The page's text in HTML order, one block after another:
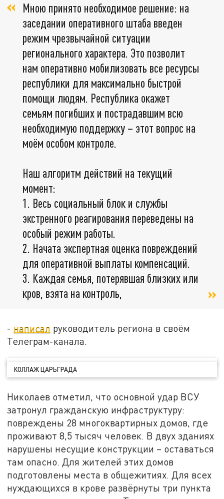
Мною принято необходимое решение: на
заседании оперативного штаба введен
режим чрезвычайной ситуации
регионального характера. Это позволит
нам оперативно мобилизовать все ресурсы
республики для максимально быстрой
помощи людям. Республика окажет
семьям погибших и пострадавшим всю
необходимую поддержку – этот вопрос на
моём особом контроле.
Наш алгоритм действий на текущий
момент:
1. Весь социальный блок и службы
экстренного реагирования переведены на
особый режим работы.
2. Начата экспертная оценка повреждений
для оперативной выплаты компенсаций.
3. Каждая семья, потерявшая близких или
кров, взята на контроль,
- написал руководитель региона в своём
Телеграм-канала.
КОЛЛАЖ ЦАРЬГРАДА
Николаев отметил, что основной удар ВСУ
затронул гражданскую инфраструктуру:
повреждены 28 многоквартирных домов, где
проживают 8,5 тысяч человек. В двух зданиях
нарушены несущие конструкции – оставаться
там опасно. Для жителей этих домов
подготовлены места в общежитиях. Для всех
нуждающихся в крове развёрнуты три пункта